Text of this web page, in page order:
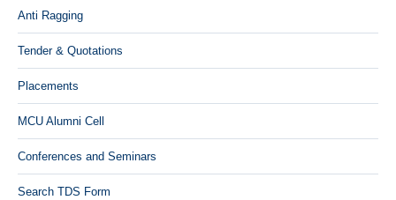
Anti Ragging
Tender & Quotations
Placements
MCU Alumni Cell
Conferences and Seminars
Search TDS Form